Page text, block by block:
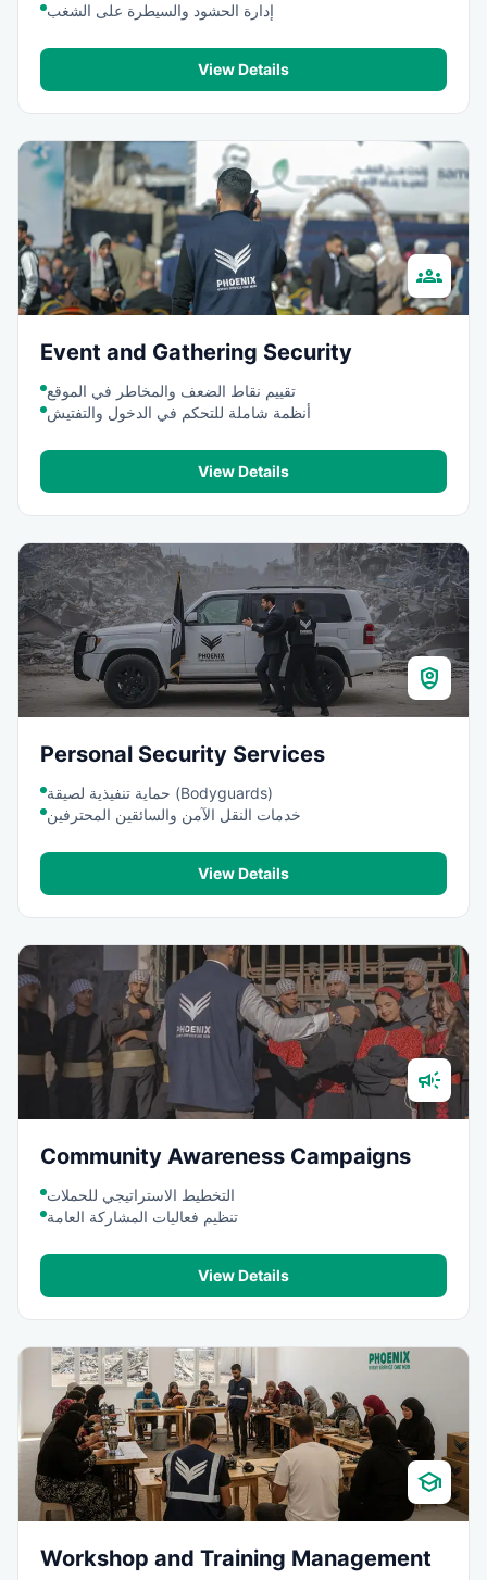
إدارة الحشود والسيطرة على الشغب
View Details
groups
Event and Gathering Security
تقييم نقاط الضعف والمخاطر في الموقع
أنظمة شاملة للتحكم في الدخول والتفتيش
View Details
shield_person
Personal Security Services
حماية تنفيذية لصيقة (Bodyguards)
خدمات النقل الآمن والسائقين المحترفين
View Details
campaign
Community Awareness Campaigns
التخطيط الاستراتيجي للحملات
تنظيم فعاليات المشاركة العامة
View Details
school
Workshop and Training Management